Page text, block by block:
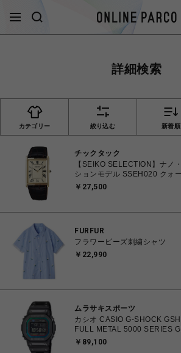
詳細検索
カテゴリー 絞り込む 新着順
チックタック
【SEIKO SELECTION】ナノ
ションモデル SSEH020 クォ
￥27,500
FURFUR
フラワービーズ刺繍シャツ
￥22,990
ムラサキスポーツ
カシオ CASIO G-SHOCK
FULL METAL 5000 SERIES
水 耐衝撃構造 タフソーラー（
￥89,100